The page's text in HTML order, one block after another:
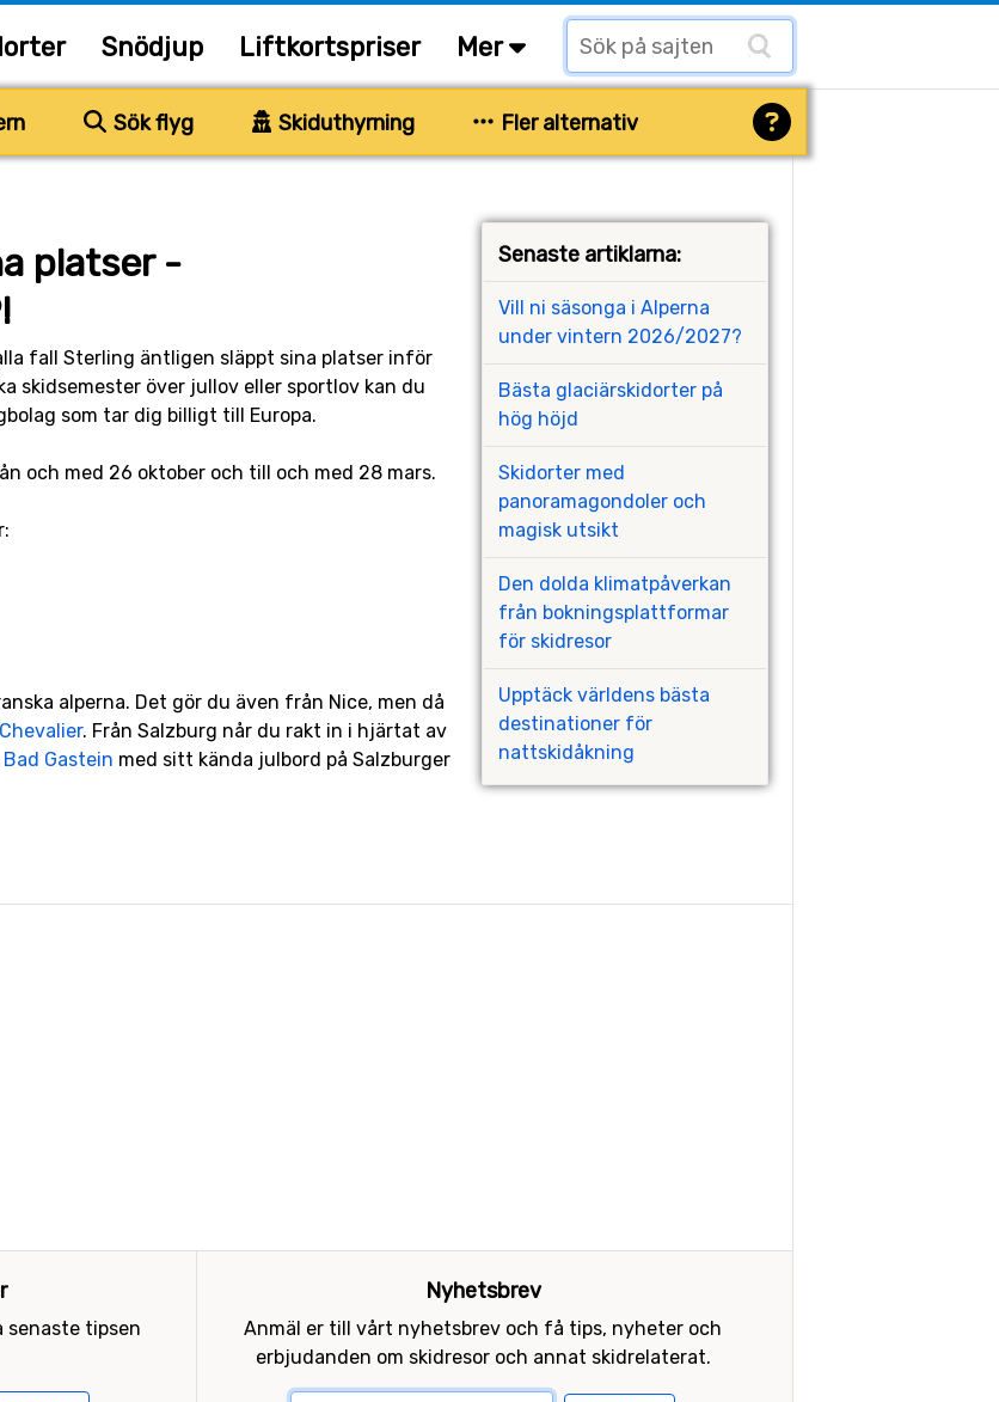
Snödjup Liftkortspriser Mer
Sök flyg Skiduthyrning Fler alternativ
Senaste artiklarna:
Vill ni säsonga i Alperna
under vintern 2026/2027?
Bästa glaciärskidorter på
hög höjd
Skidorter med
panoramagondoler och
magisk utsikt
Den dolda klimatpåverkan
från bokningsplattformar
för skidresor
Upptäck världens bästa
destinationer för
nattskidåkning
platser -
fall Sterling äntligen släppt sina platser inför
skidsemester över jullov eller sportlov kan du
som tar dig billigt till Europa.
och med 26 oktober och till och med 28 mars.
alperna. Det gör du även från Nice, men då
. Från Salzburg når du rakt in i hjärtat av
Bad Gastein med sitt kända julbord på Salzburger
senaste tipsen
Nyhetsbrev
Anmäl er till vårt nyhetsbrev och få tips, nyheter och
erbjudanden om skidresor och annat skidrelaterat.